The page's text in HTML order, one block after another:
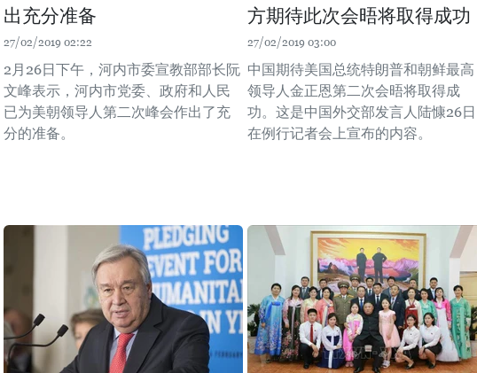
出充分准备
27/02/2019 02:22
2月26日下午，河内市委宣教部部长阮
文峰表示，河内市党委、政府和人民
已为美朝领导人第二次峰会作出了充
分的准备。
方期待此次会晤将取得成功
27/02/2019 03:00
中国期待美国总统特朗普和朝鲜最高
领导人金正恩第二次会晤将取得成
功。这是中国外交部发言人陆慷26日
在例行记者会上宣布的内容。